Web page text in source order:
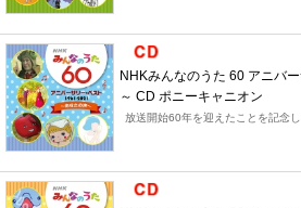
NHKみんなのうた 60 アニバ
～ CD ポニーキャニオン
放送開始60年を迎えたことを記念し